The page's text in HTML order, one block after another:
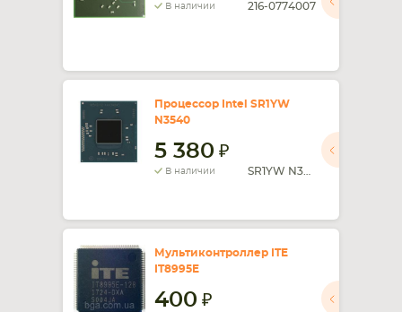
В наличии 216-0774007
Процессор Intel SR1YW
N3540
5 380
В наличии
Мультиконтроллер ITE
IT8995E
400